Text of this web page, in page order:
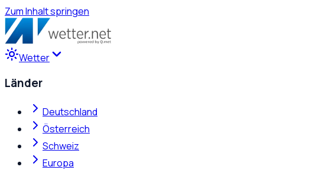
Zum Inhalt springen
Wetter
Länder
Deutschland
Österreich
Schweiz
Europa